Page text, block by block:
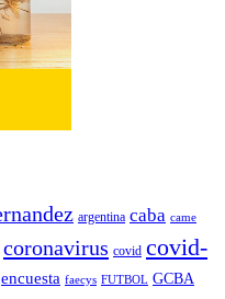
argentina caba came
coronavirus covid covid-
encuesta faecys FUTBOL GCBA